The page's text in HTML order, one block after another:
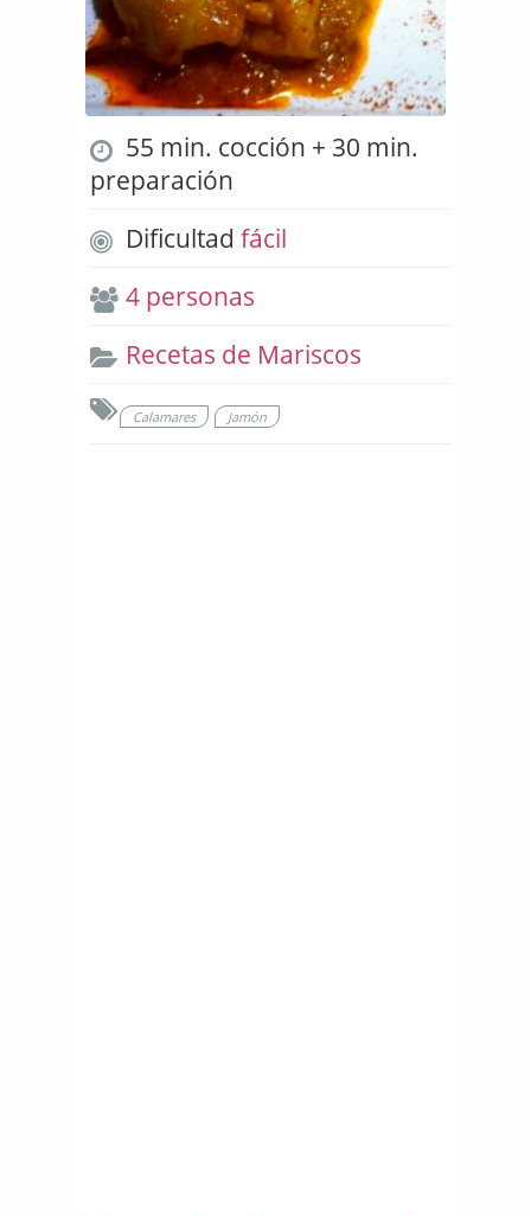
55 min. cocción + 30 min.
preparación
Dificultad fácil
4 personas
Recetas de Mariscos
Calamares Jamón